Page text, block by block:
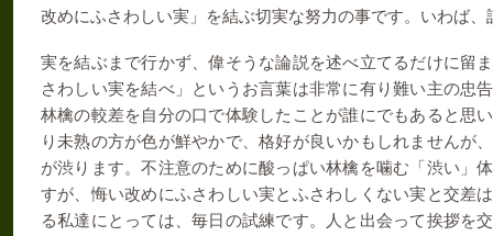
改めにふさわしい実」を結ぶ切実な努力の事です。いわば
実を結ぶまで行かず、偉そうな論説を述べ立てるだけに留
さわしい実を結べ」というお言葉は非常に有り難い主の忠
林檎の較差を自分の口で体験したことが誰にでもあると思
り未熟の方が色が鮮やかで、格好が良いかもしれませんが
が渋ります。不注意のために酸っぱい林檎を噛む「渋い」
すが、悔い改めにふさわしい実とふさわしくない実と交差
る私達にとっては、毎日の試練です。人と出会って挨拶を